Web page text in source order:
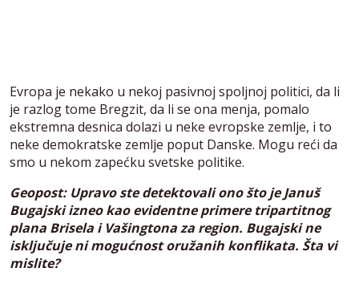
Evropa je nekako u nekoj pasivnoj spoljnoj politici, da li
je razlog tome Bregzit, da li se ona menja, pomalo
ekstremna desnica dolazi u neke evropske zemlje, i to
neke demokratske zemlje poput Danske. Mogu reći da
smo u nekom zapećku svetske politike.
Geopost: Upravo ste detektovali ono što je Januš
Bugajski izneo kao evidentne primere tripartitnog
plana Brisela i Vašingtona za region. Bugajski ne
isključuje ni mogućnost oružanih konflikata. Šta vi
mislite?